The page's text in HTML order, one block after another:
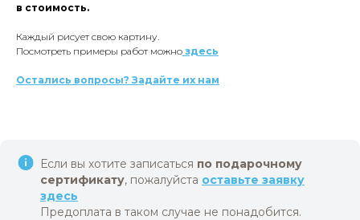
в стоимость.
Каждый рисует свою картину.
Посмотреть примеры работ можно здесь
Остались вопросы? Задайте их нам
Если вы хотите записаться по подарочному
сертификату, пожалуйста оставьте заявку
здесь
Предоплата в таком случае не понадобится.